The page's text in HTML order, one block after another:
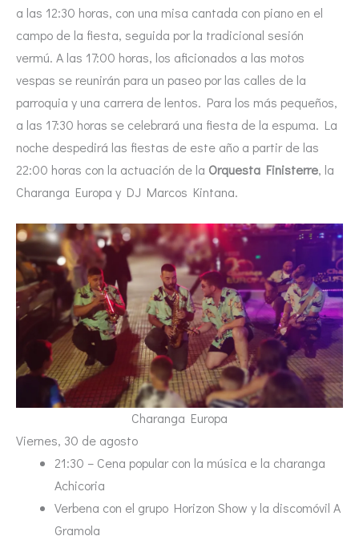
a las 12:30 horas, con una misa cantada con piano en el
campo de la fiesta, seguida por la tradicional sesión
vermú. A las 17:00 horas, los aficionados a las motos
vespas se reunirán para un paseo por las calles de la
parroquia y una carrera de lentos. Para los más pequeños,
a las 17:30 horas se celebrará una fiesta de la espuma. La
noche despedirá las fiestas de este año a partir de las
22:00 horas con la actuación de la Orquesta Finisterre, la
Charanga Europa y DJ Marcos Kintana.
Charanga Europa
Viernes, 30 de agosto
21:30 – Cena popular con la música e la charanga
Achicoria
Verbena con el grupo Horizon Show y la discomóvil A
Gramola